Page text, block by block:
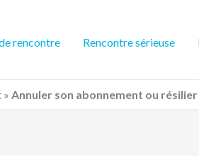
rencontre Rencontre sérieuse
» Annuler son abonnement ou résilier